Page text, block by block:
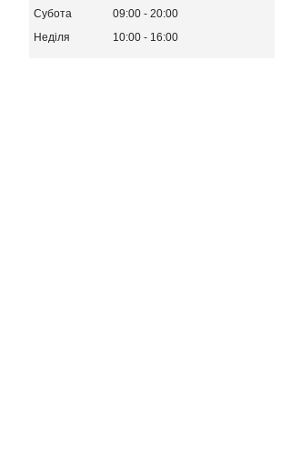
Субота
09:00
20:00
Неділя
10:00 16:00